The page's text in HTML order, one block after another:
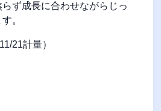
ず成長に合わせながらじっ
。
11/21計量）